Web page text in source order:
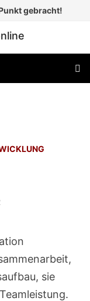
gebracht!
sie